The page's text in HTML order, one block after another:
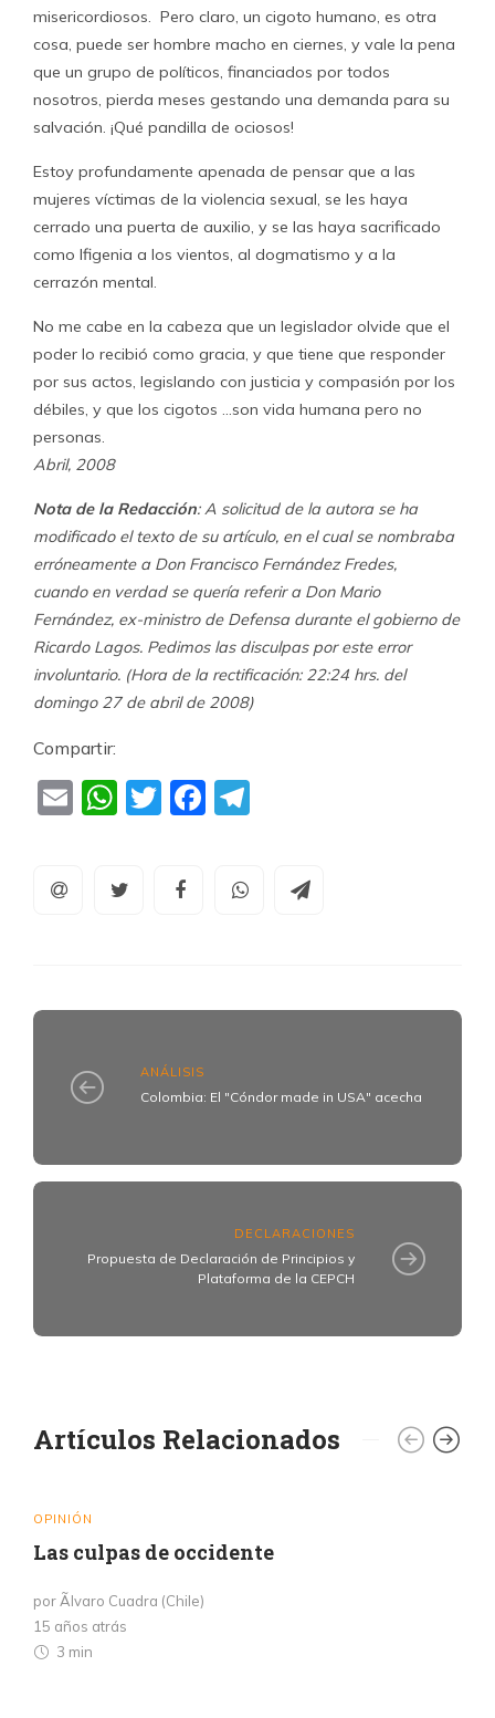
misericordiosos. Pero claro, un cigoto humano, es otra
cosa, puede ser hombre macho en ciernes, y vale la pena
que un grupo de políticos, financiados por todos
nosotros, pierda meses gestando una demanda para su
salvación. ¡Qué pandilla de ociosos!
Estoy profundamente apenada de pensar que a las
mujeres víctimas de la violencia sexual, se les haya
cerrado una puerta de auxilio, y se las haya sacrificado
como Ifigenia a los vientos, al dogmatismo y a la
cerrazón mental.
No me cabe en la cabeza que un legislador olvide que el
poder lo recibió como gracia, y que tiene que responder
por sus actos, legislando con justicia y compasión por los
débiles, y que los cigotos …son vida humana pero no
personas.
Abril, 2008
Nota de la Redacción: A solicitud de la autora se ha
modificado el texto de su artículo, en el cual se nombraba
erróneamente a Don Francisco Fernández Fredes,
cuando en verdad se quería referir a Don Mario
Fernández, ex-ministro de Defensa durante el gobierno de
Ricardo Lagos. Pedimos las disculpas por este error
involuntario. (Hora de la rectificación: 22:24 hrs. del
domingo 27 de abril de 2008)
Compartir:
EmailWhatsApp
TwitterFacebook
ANÁLISIS
Colombia: El "Cóndor made in USA" acecha
DECLARACIONES
Propuesta de Declaración de Principios y
Plataforma de la CEPCH
Artículos Relacionados
OPINIÓN
Las culpas de occidente
por Ãlvaro Cuadra (Chile)
15 años atrás
3 min